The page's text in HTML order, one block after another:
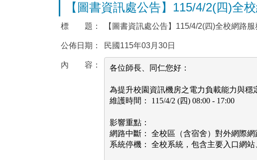
【圖書資訊處公告】115/4/2(四)全
標 題： 【圖書資訊處公告】115/4/2(四)全校網路
公佈日期： 民國115年03月30日
內 容： 各位師長、同仁您好：
為提升校園資訊機房之電力負載能力與穩
維護時間： 115/4/2 (四) 08:00 - 17:00
影響重點：
網路中斷： 全校區（含宿舍）對外網際網
系統停機： 全校系統，包含主要入口網